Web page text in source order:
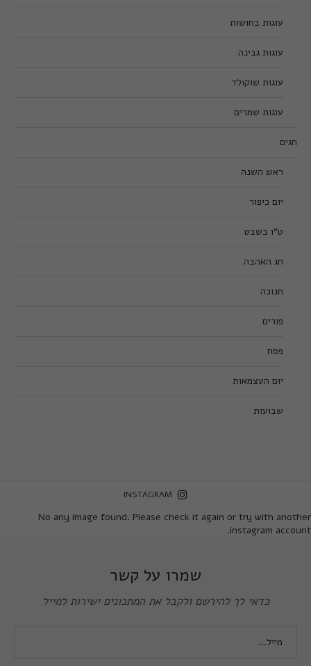
עוגות בחושות
עוגות גבינה
עוגות שוקולד
עוגות שמרים
חגים
ראש השנה
יום כיפור
ט”ו בשבט
חג האהבה
חנוכה
פורים
פסח
יום העצמאות
שבועות
INSTAGRAM
No any image found. Please check it again or try with another
instagram account.
שמרו על קשר
כדאי לך להירשם ולקבל את המתכונים ישירות למייל